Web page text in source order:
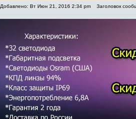
Добавлено: Вт Июн 21, 2016 2:34 pm Заголовок